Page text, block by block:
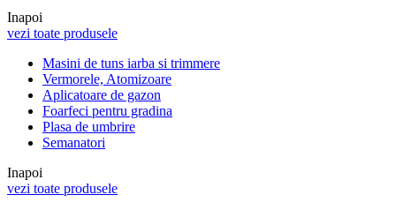
Inapoi
vezi toate produsele
Masini de tuns iarba si trimmere
Vermorele, Atomizoare
Aplicatoare de gazon
Foarfeci pentru gradina
Plasa de umbrire
Semanatori
Inapoi
vezi toate produsele